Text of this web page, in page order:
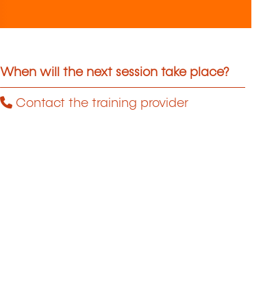
When will the next session take place?
Contact the training provider